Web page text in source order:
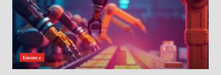
Бизнес